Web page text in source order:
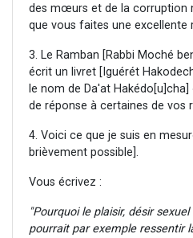
des mœurs et de la corruption
que vous faites une excellente
3. Le Ramban [Rabbi Moché
écrit un livret [Iguérét
le nom de Da'at
de réponse à certaines de vos
4. Voici ce que je suis en
brièvement possible].
Vous écrivez :
"Pourquoi le plaisir, désir
pourrait par exemple ressentir